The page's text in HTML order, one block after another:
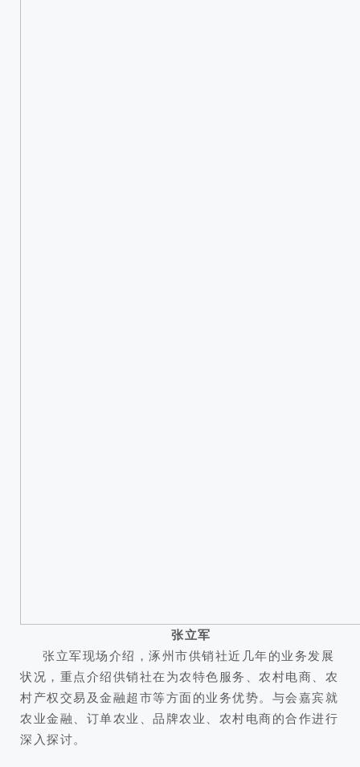
张立军
张立军现场介绍，涿州市供销社近几年的业务发展
状况，重点介绍供销社在为农特色服务、农村电商、农
村产权交易及金融超市等方面的业务优势。与会嘉宾就
农业金融、订单农业、品牌农业、农村电商的合作进行
深入探讨。